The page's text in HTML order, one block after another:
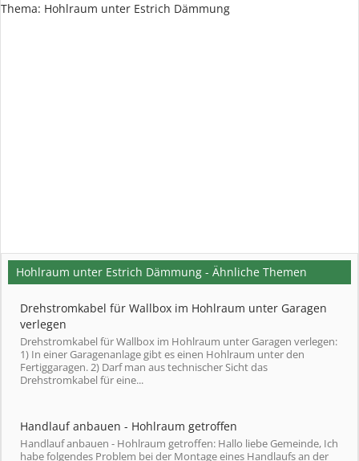
Thema: Hohlraum unter Estrich Dämmung
Hohlraum unter Estrich Dämmung - Ähnliche Themen
Drehstromkabel für Wallbox im Hohlraum unter Garagen
verlegen
Drehstromkabel für Wallbox im Hohlraum unter Garagen verlegen:
1) In einer Garagenanlage gibt es einen Hohlraum unter den
Fertiggaragen. 2) Darf man aus technischer Sicht das
Drehstromkabel für eine...
Handlauf anbauen - Hohlraum getroffen
Handlauf anbauen - Hohlraum getroffen: Hallo liebe Gemeinde, Ich
habe folgendes Problem bei der Montage eines Handlaufs an der